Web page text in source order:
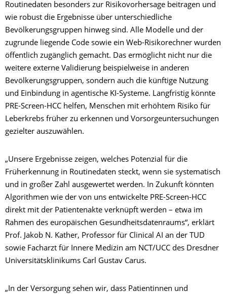
Routinedaten besonders zur Risikovorhersage beitragen und
wie robust die Ergebnisse über unterschiedliche
Bevölkerungsgruppen hinweg sind. Alle Modelle und der
zugrunde liegende Code sowie ein Web-Risikorechner wurden
öffentlich zugänglich gemacht. Das ermöglicht nicht nur die
weitere externe Validierung beispielweise in anderen
Bevölkerungsgruppen, sondern auch die künftige Nutzung
und Einbindung in agentische KI-Systeme. Langfristig könnte
PRE-Screen-HCC helfen, Menschen mit erhöhtem Risiko für
Leberkrebs früher zu erkennen und Vorsorgeuntersuchungen
gezielter auszuwählen.
„Unsere Ergebnisse zeigen, welches Potenzial für die
Früherkennung in Routinedaten steckt, wenn sie systematisch
und in großer Zahl ausgewertet werden. In Zukunft könnten
Algorithmen wie der von uns entwickelte PRE-Screen-HCC
direkt mit der Patientenakte verknüpft werden – etwa im
Rahmen des europäischen Gesundheitsdatenraums“, erklärt
Prof. Jakob N. Kather, Professor für Clinical AI an der TUD
sowie Facharzt für Innere Medizin am NCT/UCC des Dresdner
Universitätsklinikums Carl Gustav Carus.
„In der Versorgung sehen wir, dass Patientinnen und